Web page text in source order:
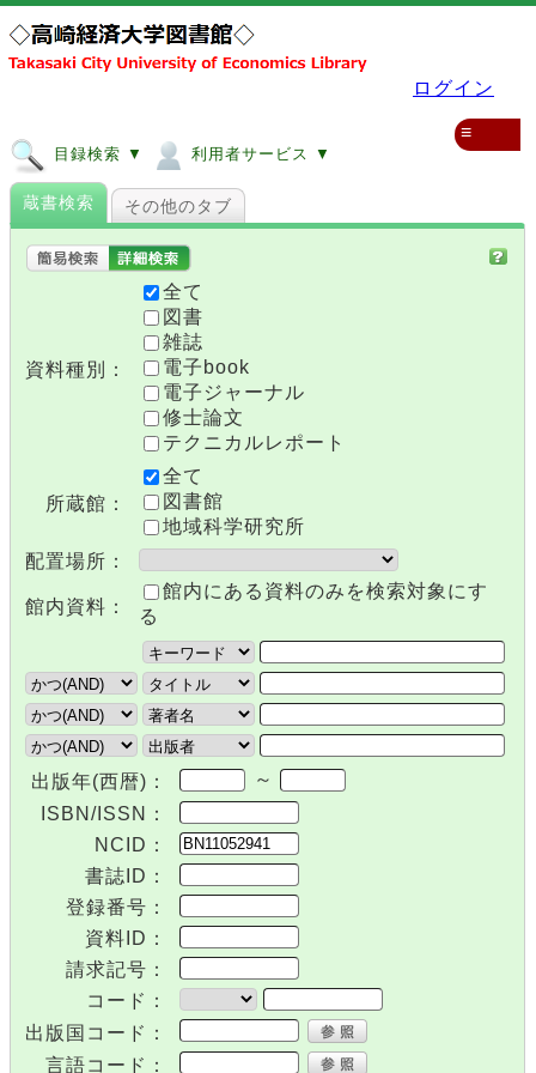
ログイン
目録検索 ▼ 利用者サービス ▼
≡
蔵書検索 その他のタブ
資料種別：
全て
図書
雑誌
電子book
電子ジャーナル
修士論文
テクニカルレポート
所蔵館：
全て
図書館
地域科学研究所
配置場所：
館内資料：
館内にある資料のみを検索対象にす
る
出版年(西暦)：
～
ISBN/ISSN：
NCID：
書誌ID：
登録番号：
資料ID：
請求記号：
コード：
出版国コード：
言語コード：